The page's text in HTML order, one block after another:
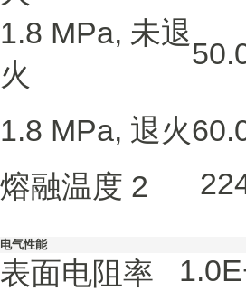
1.8 MPa, 未退
火
1.8 MPa, 退火
熔融温度 2
电气性能
表面电阻率